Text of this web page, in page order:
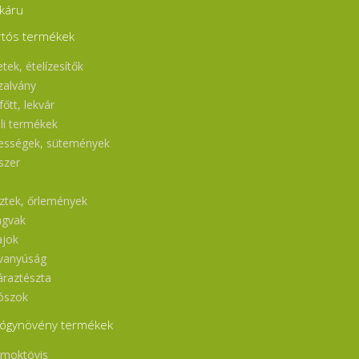
termékek
ételízesítők
lekvár
termékek
sütemények
őrlemények
termékek